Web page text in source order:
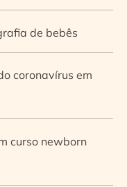
de bebês
coronavírus em
curso newborn